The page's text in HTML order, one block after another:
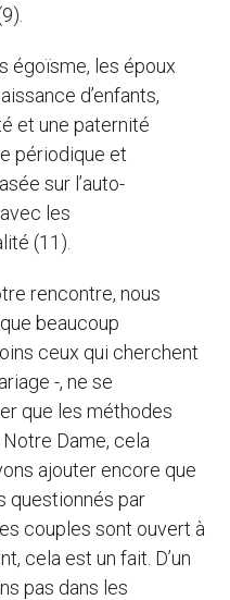
égoïsme, les époux
d’enfants,
et une paternité
périodique et
sur l’auto-
les
(11).
rencontre, nous
beaucoup
ceux qui cherchent
-, ne se
que les méthodes
Dame, cela
ajouter encore que
questionnés par
couples sont ouvert à
cela est un fait. D’un
pas dans les